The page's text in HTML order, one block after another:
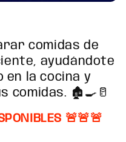
comidas de
ayudándote
la cocina y
comidas. 🏚️🍳🥛
🚨🚨🚨